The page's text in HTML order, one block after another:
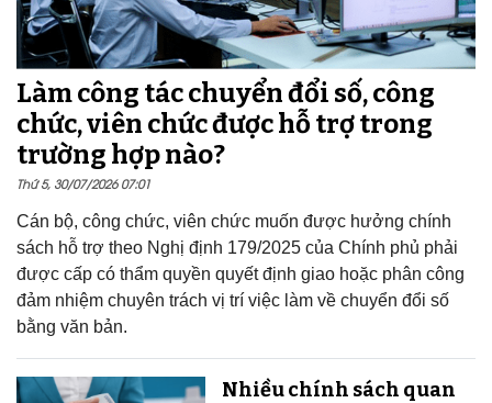
Làm công tác chuyển đổi số, công
chức, viên chức được hỗ trợ trong
trường hợp nào?
Thứ 5, 30/07/2026 07:01
Cán bộ, công chức, viên chức muốn được hưởng chính
sách hỗ trợ theo Nghị định 179/2025 của Chính phủ phải
được cấp có thẩm quyền quyết định giao hoặc phân công
đảm nhiệm chuyên trách vị trí việc làm về chuyển đổi số
bằng văn bản.
Nhiều chính sách quan